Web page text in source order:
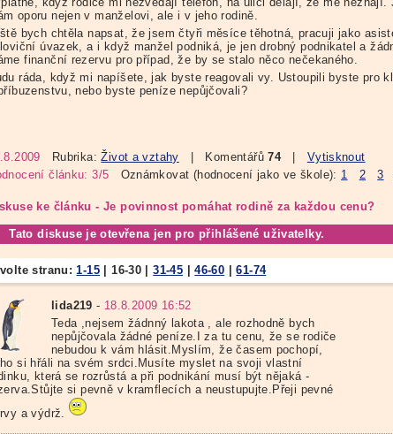
oporu nejen v manželovi, ale i v jeho rodině.
bych chtěla napsat, že jsem čtyři měsíce těhotná, pracuji jako
úvazek, a i když manžel podniká, je jen drobný podnikatel a
finanční rezervu pro případ, že by se stalo něco nečekaného.
ráda, když mi napíšete, jak byste reagovali vy. Ustoupili byste pro
nebo byste peníze nepůjčovali?
Rubrika:Život a vztahy | Komentářů74| Vytisknout
článku: 3/5 Oznámkovat (hodnocení jako ve škole): 1 2 3
ke článku - Je povinnost pomáhat rodině za každou cenu?
Tato diskuse je otevřena jen pro přihlášené uživatelky.
stranu:1-15 | 16-30 |31-45 |46-60 |61-74
lida219 - 18.8.2009 16:52
Teda ,nejsem žádnný lakota , ale rozhodně bych
nepůjčovala žádné peníze.I za tu cenu, že se rodiče
nebudou k vám hlásit.Myslím, že časem pochopí,
si hřáli na svém srdci.Musíte myslet na svoji vlastní
která se rozrůstá a při podnikání musí být nějaká -
si pevně v kramflecích a neustupujte.Přeji pevné
a výdrž.